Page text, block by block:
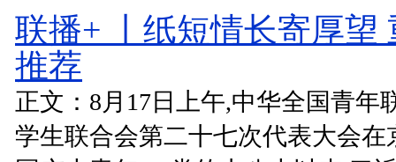
联播+ 丨纸短情长寄厚望
推荐
正文：8月17日上午,中华全国青年
学生联合会第二十七次代表大会